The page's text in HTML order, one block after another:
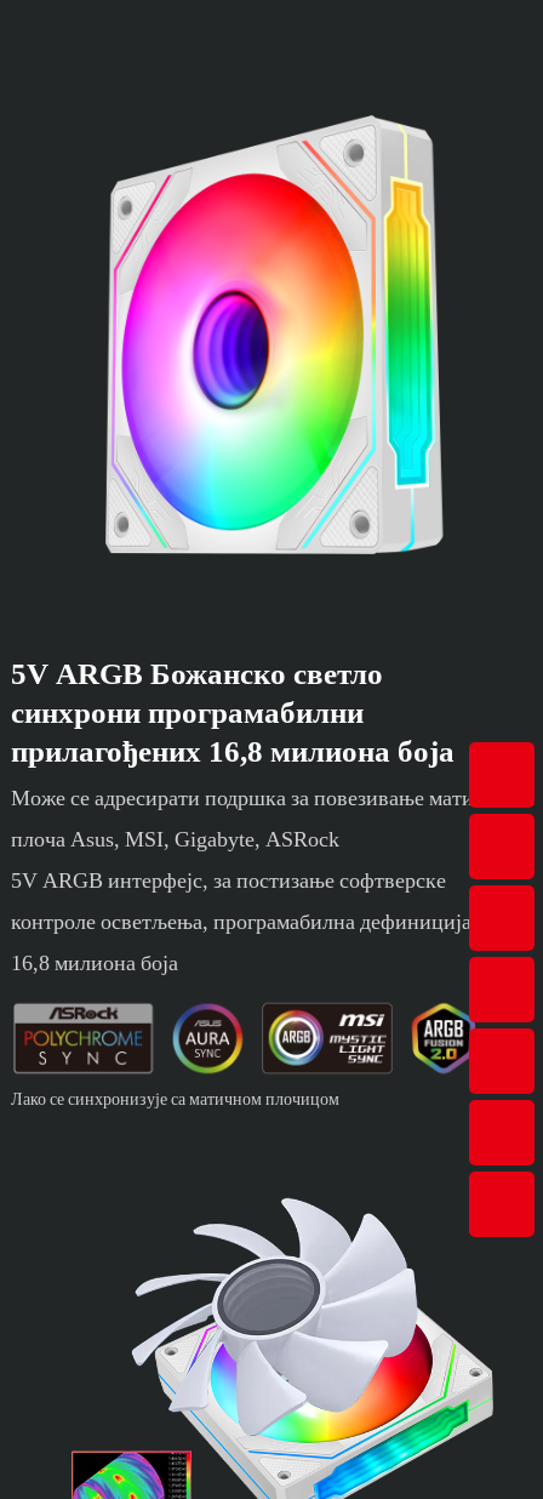
5V ARGB Божанско светло
синхрони програмабилни
прилагођених 16,8 милиона боја
Може се адресирати подршка за повезивање матичних
плоча Asus, MSI, Gigabyte, ASRock
5V ARGB интерфејс, за постизање софтверске
контроле осветљења, програмабилна дефиниција
16,8 милиона боја
Лако се синхронизује са матичном плочицом